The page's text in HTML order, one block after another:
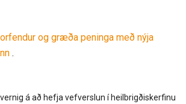
og græða peninga með nýja
.
á að hefja vefverslun í heilbrigðiskerfinu